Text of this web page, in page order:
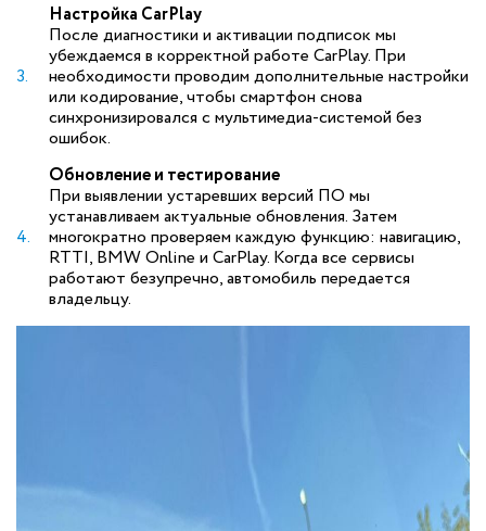
Настройка CarPlay
После диагностики и активации подписок мы
убеждаемся в корректной работе CarPlay. При
необходимости проводим дополнительные настройки
или кодирование, чтобы смартфон снова
синхронизировался с мультимедиа-системой без
ошибок.
Обновление и тестирование
При выявлении устаревших версий ПО мы
устанавливаем актуальные обновления. Затем
многократно проверяем каждую функцию: навигацию,
RTTI, BMW Online и CarPlay. Когда все сервисы
работают безупречно, автомобиль передается
владельцу.